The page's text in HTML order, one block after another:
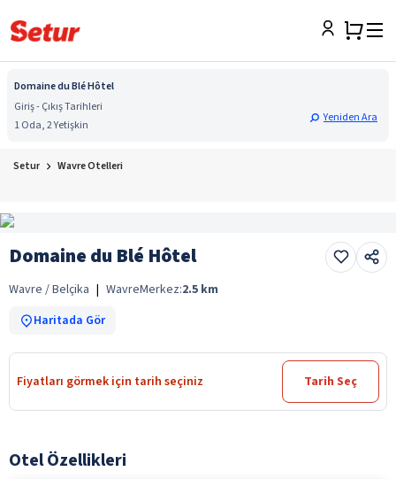
Domaine du Blé Hôtel
Giriş - Çıkış Tarihleri
1 Oda, 2 Yetişkin
Yeniden Ara
Setur Wavre Otelleri
Domaine du Blé Hôtel
Wavre / Belçika | WavreMerkez:2.5 km
Haritada Gör
Fiyatları görmek için tarih seçiniz Tarih Seç
Otel Özellikleri